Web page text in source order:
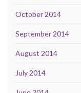
October 2014
September 2014
August 2014
July 2014